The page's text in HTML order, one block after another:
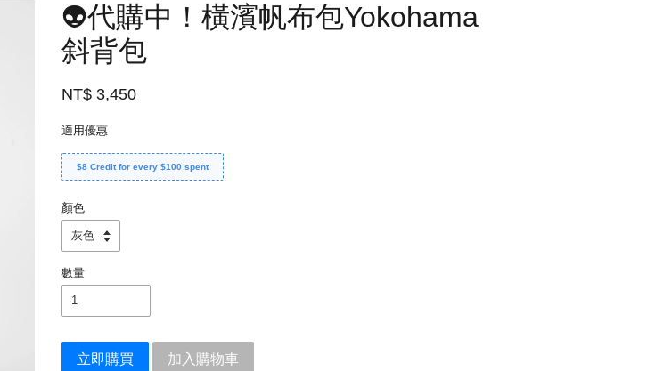
👽代購中！橫濱帆布包Yokohama
斜背包
NT$ 3,450
適用優惠
$8 Credit for every $100 spent
顏色
數量
立即購買 加入購物車